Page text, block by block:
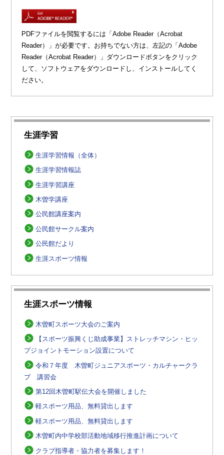
生涯学習
生涯学習情報（全体）
生涯学習情報誌
生涯学習講座
木曽学講座
公民館講座案内
公民館サークル案内
公民館だより
生涯スポーツ情報
生涯スポーツ情報
木曽町スポーツ大会のご案内
【スポーツ振興くじ助成事業】ストレッチマシン・ヒッ
プジョイントモーション設置について
令和７年度 木曽町ジュニアスポーツ・カルチャークラ
ブ 講習会
第12回木曽町駅伝大会を開催しました
軽スポーツ用品、無料貸出します
軽スポーツ用品、無料貸出します
木曽町内中学校部活動地域移行推進計画について
クラブ指導者・協力者を募集します！
PDFファイルを閲覧するには「Adobe Reader（Acrobat
Reader）」が必要です。お持ちでない方は、左記の「Adobe
Reader（Acrobat Reader）」ダウンロードボタンをクリック
して、ソフトウェアをダウンロードし、インストールしてく
ださい。